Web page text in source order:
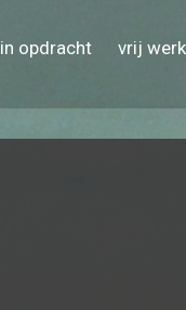
opdracht vrij werk